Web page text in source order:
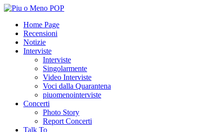
Home Page
Recensioni
Notizie
Interviste
Interviste
Singolarmente
Video Interviste
Voci dalla Quarantena
piuomenointerviste
Concerti
Photo Story
Report Concerti
Talk To